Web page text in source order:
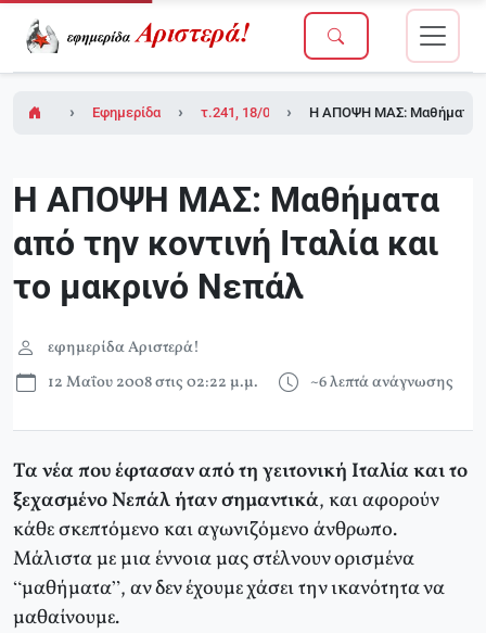
Εφημερίδα Αριστερά!τ.241, 18/04/2008Η ΑΠΟΨΗ ΜΑΣ: Μαθήματα
Η ΑΠΟΨΗ ΜΑΣ: Μαθήματα
από την κοντινή Ιταλία και
το μακρινό Νεπάλ
εφημερίδα Αριστερά!
12 Μαΐου 2008 στις 02:22 μ.μ.
~6 λεπτά ανάγνωσης
Τα νέα που έφτασαν από τη γειτονική Ιταλία και το
ξεχασμένο Νεπάλ ήταν σημαντικά, και αφορούν
κάθε σκεπτόμενο και αγωνιζόμενο άνθρωπο.
Μάλιστα με μια έννοια μας στέλνουν ορισμένα
“μαθήματα”, αν δεν έχουμε χάσει την ικανότητα να
μαθαίνουμε.